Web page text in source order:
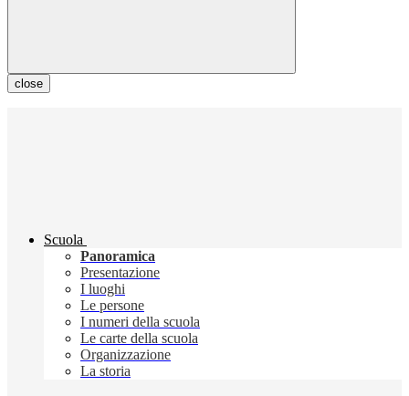
close
Scuola
Panoramica
Presentazione
I luoghi
Le persone
I numeri della scuola
Le carte della scuola
Organizzazione
La storia